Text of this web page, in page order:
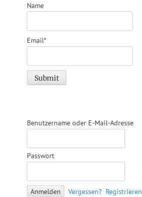
Name
Email*
Benutzername oder E-Mail-Adresse
Passwort
Vergessen? Registrieren